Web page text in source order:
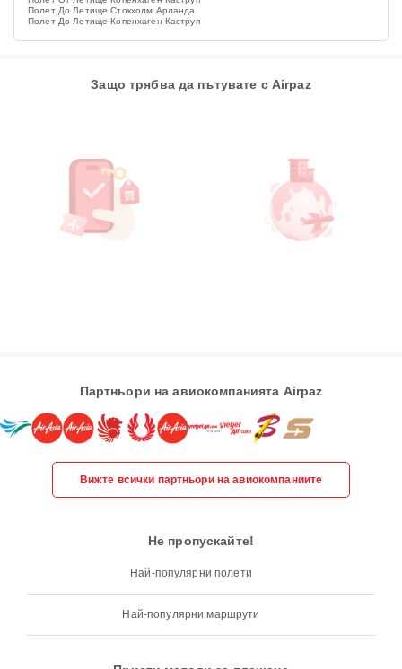
Полет До Летище Стокхолм Арланда
Полет До Летище Копенхаген Каструп
Защо трябва да пътувате с Airpaz
Партньори на авиокомпанията Airpaz
Вижте всички партньори на авиокомпаниите
Не пропускайте!
Най-популярни полети
Най-популярни маршрути